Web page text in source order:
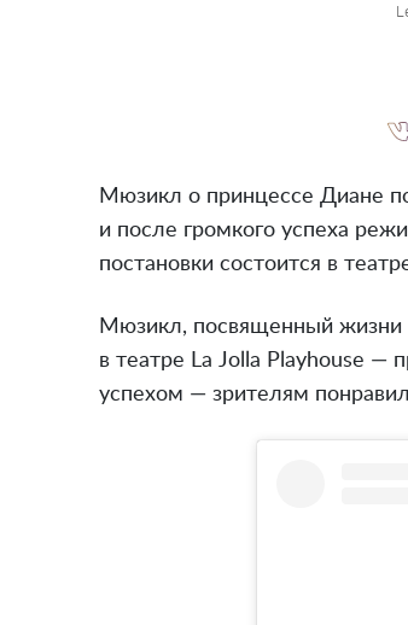
Мюзикл о принцессе Диане
и после громкого успеха
постановки состоится в
Мюзикл, посвященный жизни
в театре La Jolla Playhouse —
успехом — зрителям